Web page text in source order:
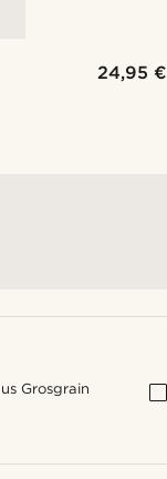
24,95 €
Grosgrain